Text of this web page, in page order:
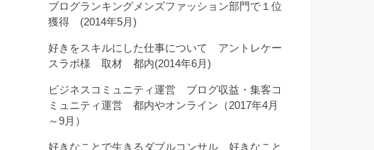
ブログランキングメンズファッション部門で１位
獲得 (2014年5月)
好きをスキルにした仕事について アントレケー
スラボ様 取材 都内(2014年6月)
ビジネスコミュニティ運営 ブログ収益・集客コ
ミュニティ運営 都内やオンライン（2017年4月
～9月）
好きなことで生きるダブルコンサル 好きなこと